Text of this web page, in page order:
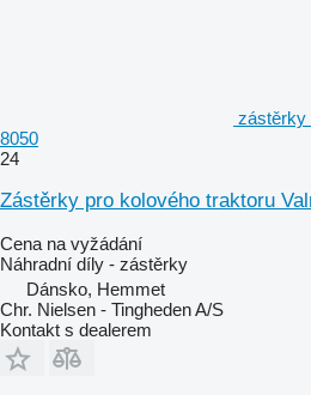
zástěrky
8050
24
Zástěrky pro kolového traktoru
Cena na vyžádání
Náhradní díly - zástěrky
Dánsko, Hemmet
Chr. Nielsen - Tingheden A/S
Kontakt s dealerem